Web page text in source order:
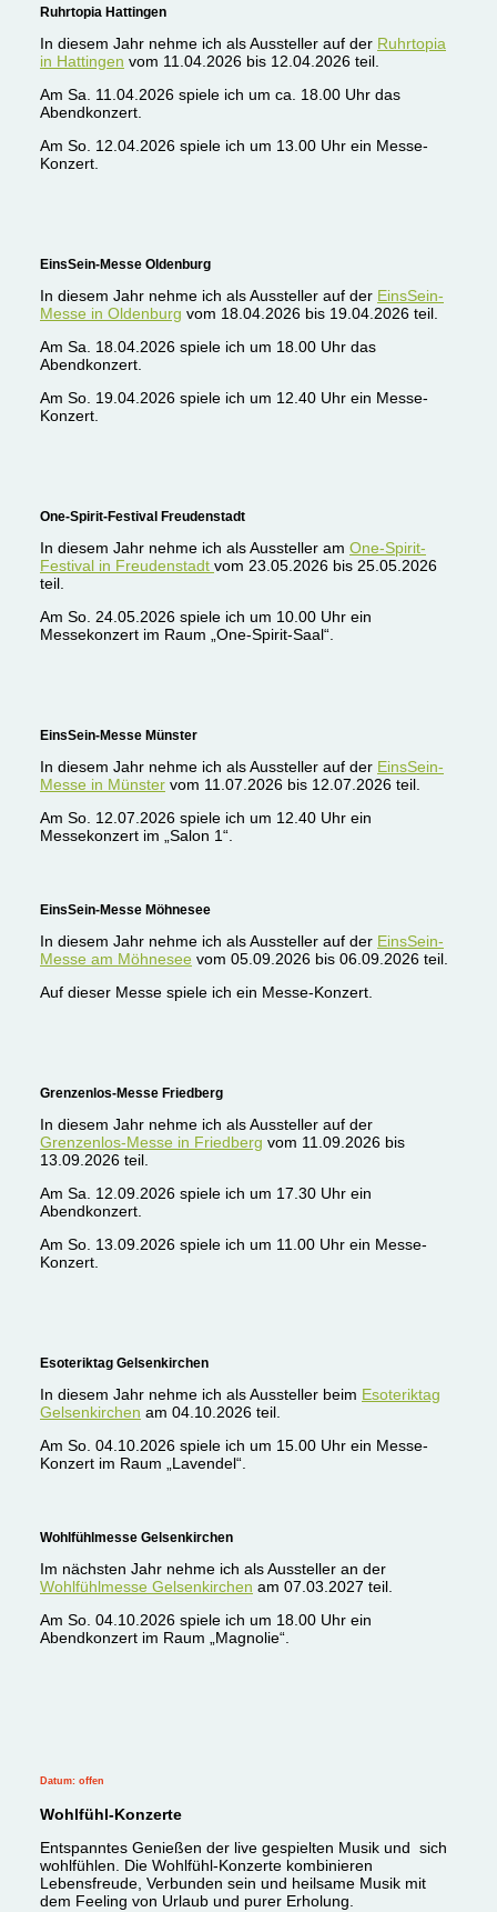
Ruhrtopia Hattingen
In diesem Jahr nehme ich als Aussteller auf der Ruhrtopia
in Hattingen vom 11.04.2026 bis 12.04.2026 teil.
Am Sa. 11.04.2026 spiele ich um ca. 18.00 Uhr das
Abendkonzert.
Am So. 12.04.2026 spiele ich um 13.00 Uhr ein Messe-
Konzert.
EinsSein-Messe Oldenburg
In diesem Jahr nehme ich als Aussteller auf der EinsSein-
Messe in Oldenburg vom 18.04.2026 bis 19.04.2026 teil.
Am Sa. 18.04.2026 spiele ich um 18.00 Uhr das
Abendkonzert.
Am So. 19.04.2026 spiele ich um 12.40 Uhr ein Messe-
Konzert.
One-Spirit-Festival Freudenstadt
In diesem Jahr nehme ich als Aussteller am One-Spirit-
Festival in Freudenstadt vom 23.05.2026 bis 25.05.2026
teil.
Am So. 24.05.2026 spiele ich um 10.00 Uhr ein
Messekonzert im Raum „One-Spirit-Saal“.
EinsSein-Messe Münster
In diesem Jahr nehme ich als Aussteller auf der EinsSein-
Messe in Münster vom 11.07.2026 bis 12.07.2026 teil.
Am So. 12.07.2026 spiele ich um 12.40 Uhr ein
Messekonzert im „Salon 1“.
EinsSein-Messe Möhnesee
In diesem Jahr nehme ich als Aussteller auf der EinsSein-
Messe am Möhnesee vom 05.09.2026 bis 06.09.2026 teil.
Auf dieser Messe spiele ich ein Messe-Konzert.
Grenzenlos-Messe Friedberg
In diesem Jahr nehme ich als Aussteller auf der
Grenzenlos-Messe in Friedberg vom 11.09.2026 bis
13.09.2026 teil.
Am Sa. 12.09.2026 spiele ich um 17.30 Uhr ein
Abendkonzert.
Am So. 13.09.2026 spiele ich um 11.00 Uhr ein Messe-
Konzert.
Esoteriktag Gelsenkirchen
In diesem Jahr nehme ich als Aussteller beim Esoteriktag
Gelsenkirchen am 04.10.2026 teil.
Am So. 04.10.2026 spiele ich um 15.00 Uhr ein Messe-
Konzert im Raum „Lavendel“.
Wohlfühlmesse Gelsenkirchen
Im nächsten Jahr nehme ich als Aussteller an der
Wohlfühlmesse Gelsenkirchen am 07.03.2027 teil.
Am So. 04.10.2026 spiele ich um 18.00 Uhr ein
Abendkonzert im Raum „Magnolie“.
Datum: offen
Wohlfühl-Konzerte
Entspanntes Genießen der live gespielten Musik und sich
wohlfühlen. Die Wohlfühl-Konzerte kombinieren
Lebensfreude, Verbunden sein und heilsame Musik mit
dem Feeling von Urlaub und purer Erholung.